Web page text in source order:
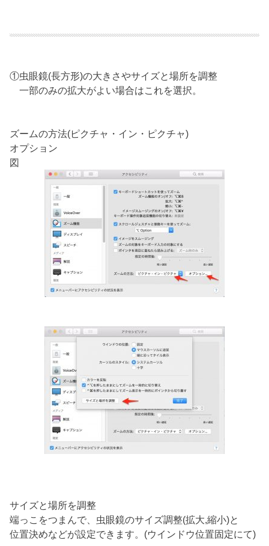
①虫眼鏡(長方形)の大きさやサイズと場所を調整
一部のみの拡大がよい場合はこれを選択。
ズームの方法(ピクチャ・イン・ピクチャ)
オプション
図
サイズと場所を調整
端っこをつまんで、虫眼鏡のサイズ調整(拡大,縮小)と
位置決めなどが設定できます。(ウインドウ位置固定にて)